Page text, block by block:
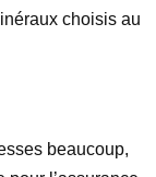
choisis au
beaucoup,